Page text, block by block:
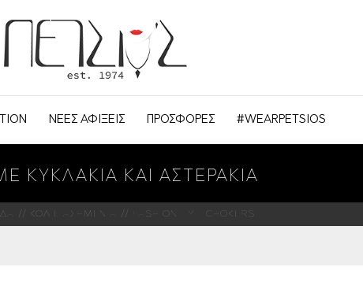
ΝΕΕΣ ΑΦΙΞΕΙΣ ΠΡΟΣΦΟΡΕΣ #WEARPETSIOS
ΚΥΚΛΑΚΙΑ ΚΑΙ ΑΣΤΕΡΑΚΙΑ
ΚΟΛΙΕ ΑΣΗΜΕΝΙΑ FASHION - Y - CHOKERS